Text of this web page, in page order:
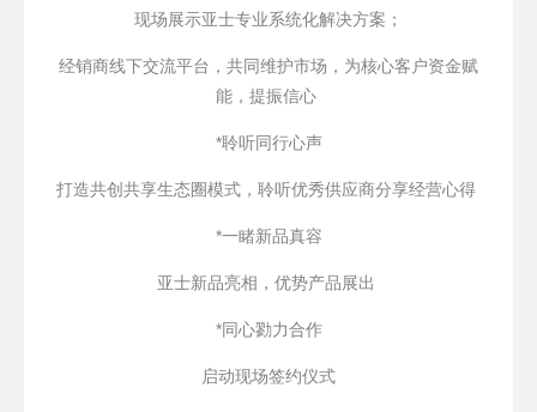
现场展示亚士专业系统化解决方案；
经销商线下交流平台，共同维护市场，为核心客户资金赋
能，提振信心
*聆听同行心声
打造共创共享生态圈模式，聆听优秀供应商分享经营心得
*一睹新品真容
亚士新品亮相，优势产品展出
*同心勠力合作
启动现场签约仪式